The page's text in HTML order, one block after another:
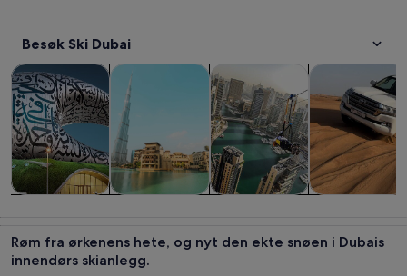
Besøk Ski Dubai
Omvisninger og dagsturer Åpnes i en ny fane
Historie og kultur Åpnes i en ny fane
Spenning og friluftsliv Åpnes i
Dyreliv og
Røm fra ørkenens hete, og nyt den ekte snøen i Dubais
innendørs skianlegg.